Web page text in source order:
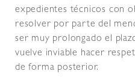
expedientes técnicos con
resolver por parte del
ser muy prolongado el
vuelve inviable hacer
de forma posterior.